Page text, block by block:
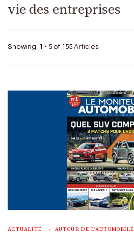
vie des entreprises
Showing: 1 - 5 of 155 Articles
ACTUALITÉ AUTOUR DE L'AUTOMOBILE